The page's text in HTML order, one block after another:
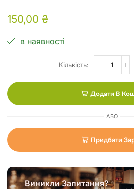
150,00 ₴
в наявності
Додати В
АБО
Придбати
Виникли Запитання?